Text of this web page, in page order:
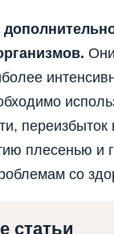
переизбыток
плесенью и
со
статьи